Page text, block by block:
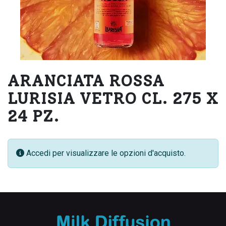
ARANCIATA ROSSA
LURISIA VETRO CL. 275 X
24 PZ.
Accedi per visualizzare le opzioni d'acquisto.